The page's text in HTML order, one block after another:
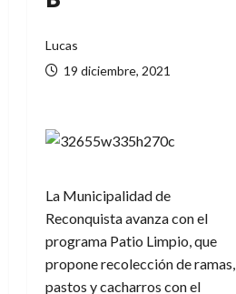
Lucas
19 diciembre, 2021
La Municipalidad de
Reconquista avanza con el
programa Patio Limpio, que
propone recolección de ramas,
pastos y cacharros con el